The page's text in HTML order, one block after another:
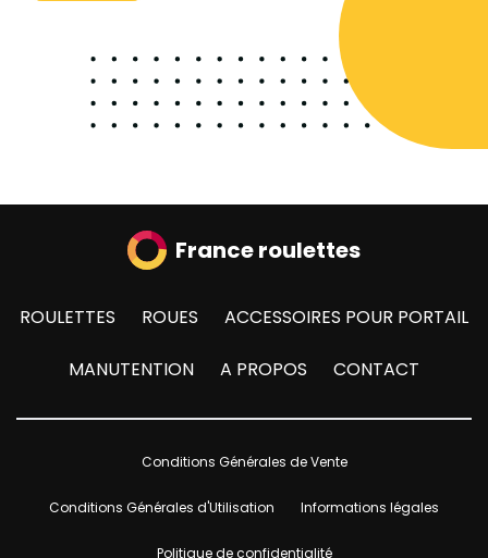
France roulettes
ROULETTES ROUES ACCESSOIRES POUR PORTAIL
MANUTENTION A PROPOS CONTACT
Conditions Générales de Vente
Conditions Générales d'Utilisation Informations légales
Politique de confidentialité